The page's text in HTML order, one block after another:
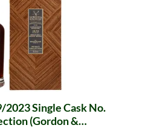
Single Cask No.
(Gordon &